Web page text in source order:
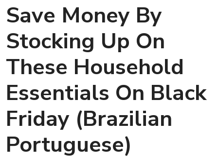
Save Money By
Stocking Up On
These Household
Essentials On Black
Friday (Brazilian
Portuguese)